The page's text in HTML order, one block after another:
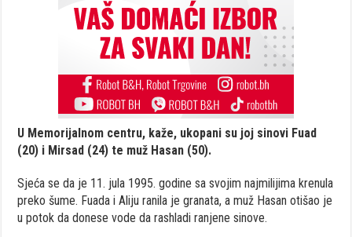
U Memorijalnom centru, kaže, ukopani su joj sinovi Fuad
(20) i Mirsad (24) te muž Hasan (50).
Sjeća se da je 11. jula 1995. godine sa svojim najmilijima krenula
preko šume. Fuada i Aliju ranila je granata, a muž Hasan otišao je
u potok da donese vode da rashladi ranjene sinove.